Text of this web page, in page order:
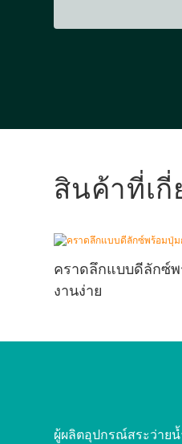
สินค้าที่เกี่
คราดลึกแบบดีลักซ์
งานง่าย
ผู้ผลิตอุปกรณ์สระว่าย